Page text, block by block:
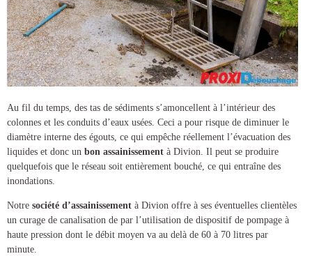
Au fil du temps, des tas de sédiments s’amoncellent à l’intérieur des
colonnes et les conduits d’eaux usées. Ceci a pour risque de diminuer le
diamètre interne des égouts, ce qui empêche réellement l’évacuation des
liquides et donc un bon assainissement à Divion . Il peut se produire
quelquefois que le réseau soit entièrement bouché, ce qui entraîne des
inondations.
Notre société d’assainissement à Divion offre à ses éventuelles clientèles
un curage de canalisation de par l’utilisation de dispositif de pompage à
haute pression dont le débit moyen va au delà de 60 à 70 litres par
minute.